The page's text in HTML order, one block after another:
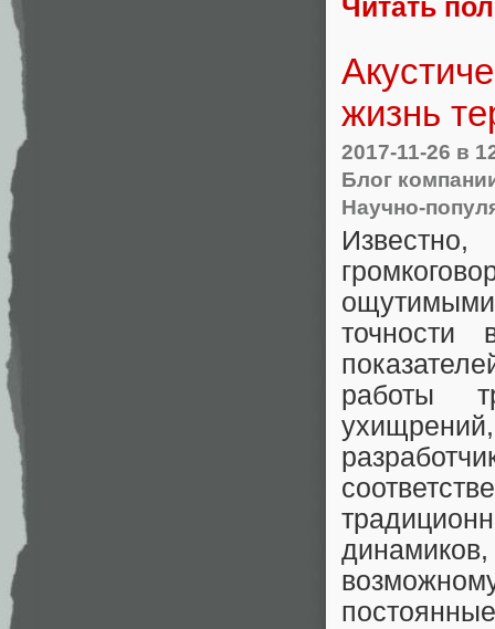
Читать
жизнь
2017-11-26 в
Блог
Научно-
ощутимыми
точности
работы